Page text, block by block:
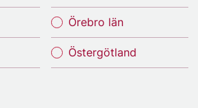
Örebro län
Östergötland